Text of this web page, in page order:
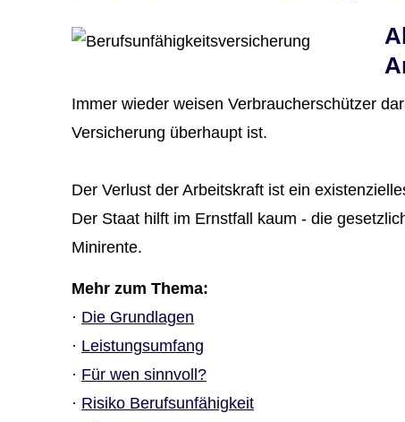
Immer wieder weisen Verbraucherschützer
Versicherung überhaupt ist.
Der Verlust der Arbeitskraft ist ein
Der Staat hilft im Ernstfall kaum - die
Minirente.
Mehr zum Thema:
· Die Grundlagen
· Leistungsumfang
· Für wen sinnvoll?
· Risiko Berufs­unfähig­keit